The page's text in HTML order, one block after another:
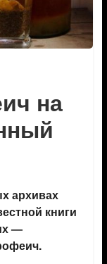
на
архивах
книги
—